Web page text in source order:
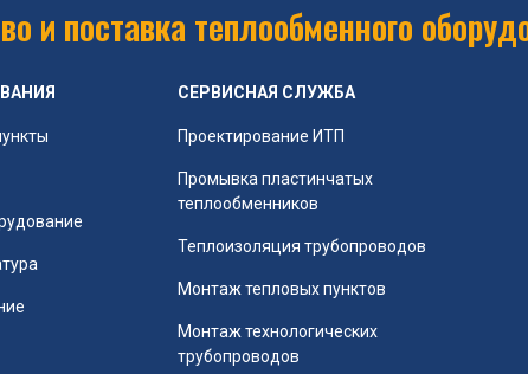
и поставка теплообменного
СЕРВИСНАЯ СЛУЖБА
Проектирование ИТП
Промывка пластинчатых
теплообменников
Теплоизоляция трубопроводов
Монтаж тепловых пунктов
Монтаж технологических
трубопроводов